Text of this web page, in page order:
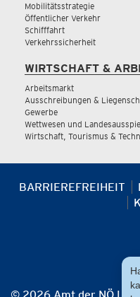
Mobilitätsstrategie
Öffentlicher Verkehr
Schifffahrt
Verkehrssicherheit
WIRTSCHAFT &
Arbeitsmarkt
Ausschreibungen &
Gewerbe
Wettwesen und
Wirtschaft, Tourismus &
BARRIEREFREIHEIT